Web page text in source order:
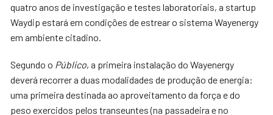
quatro anos de investigação e testes laboratoriais, a startup
Waydip estará em condições de estrear o sistema Wayenergy
em ambiente citadino.
Segundo o Público, a primeira instalação do Wayenergy
deverá recorrer a duas modalidades de produção de energia:
uma primeira destinada ao aproveitamento da força e do
peso exercidos pelos transeuntes (na passadeira e no